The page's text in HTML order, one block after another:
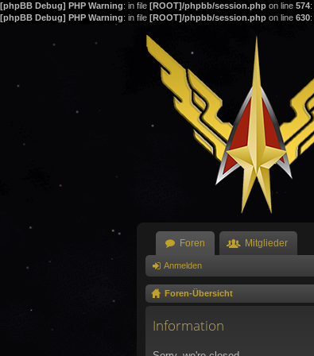
[phpBB Debug] PHP Warning: in file [ROOT]/phpbb/session.php on line 574:
[phpBB Debug] PHP Warning: in file [ROOT]/phpbb/session.php on line 630:
Foren Mitglieder
Anmelden
Foren-Übersicht
Information